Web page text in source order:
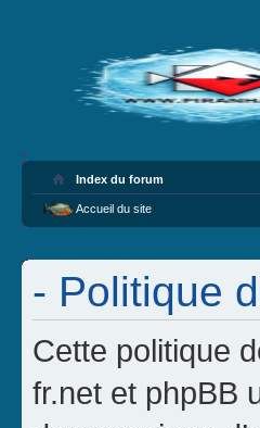
Index du forum
Accueil du site
- Politique
Cette politique
fr.net et phpBB